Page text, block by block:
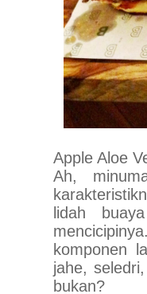
Apple Aloe
Ah,
lidah
komponen
jahe,
bukan?